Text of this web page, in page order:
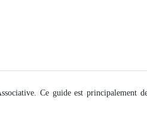
Ce guide est principalement